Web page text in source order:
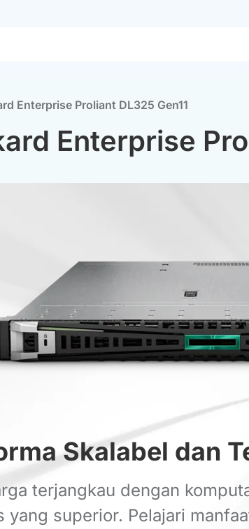
Enterprise Proliant DL325 Gen11
Enterprise
Skalabel dan
terjangkau dengan
yang superior. Pelajari